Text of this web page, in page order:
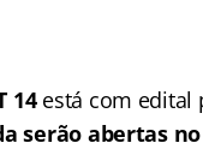
14está com edital
serão abertas